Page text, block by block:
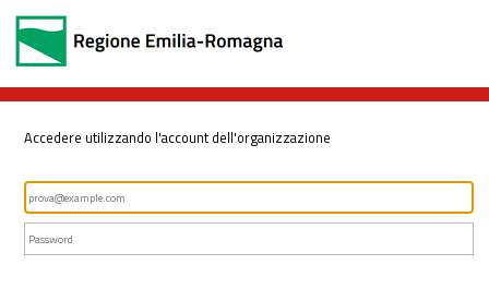
Accedere utilizzando l'account dell'organizzazione